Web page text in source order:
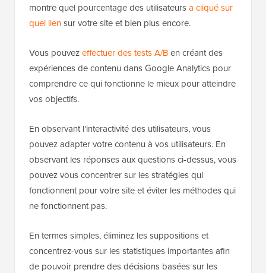
montre quel pourcentage des utilisateursa cliqué sur
quel liensur votre site et bien plus encore.
Vous pouvezeffectuer des tests A/Ben créant des
expériences de contenu dans Google Analytics pour
comprendre ce qui fonctionne le mieux pour atteindre
vos objectifs.
En observant l'interactivité des utilisateurs, vous
pouvez adapter votre contenu à vos utilisateurs. En
observant les réponses aux questions ci-dessus, vous
pouvez vous concentrer sur les stratégies qui
fonctionnent pour votre site et éviter les méthodes qui
ne fonctionnent pas.
En termes simples, éliminez les suppositions et
concentrez-vous sur les statistiques importantes afin
de pouvoir prendre des décisions basées sur les